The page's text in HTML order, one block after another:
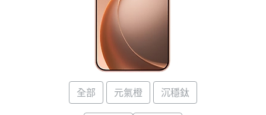
全部 元氣橙 沉穩鈦